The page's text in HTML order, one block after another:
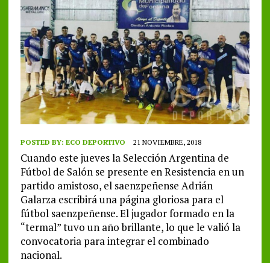
POSTED BY: ECO DEPORTIVO 21 NOVIEMBRE, 2018
Cuando este jueves la Selección Argentina de
Fútbol de Salón se presente en Resistencia en un
partido amistoso, el saenzpeñense Adrián
Galarza escribirá una página gloriosa para el
fútbol saenzpeñense. El jugador formado en la
“termal” tuvo un año brillante, lo que le valió la
convocatoria para integrar el combinado
nacional.